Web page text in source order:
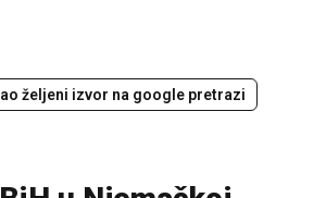
željeni izvor na google pretrazi